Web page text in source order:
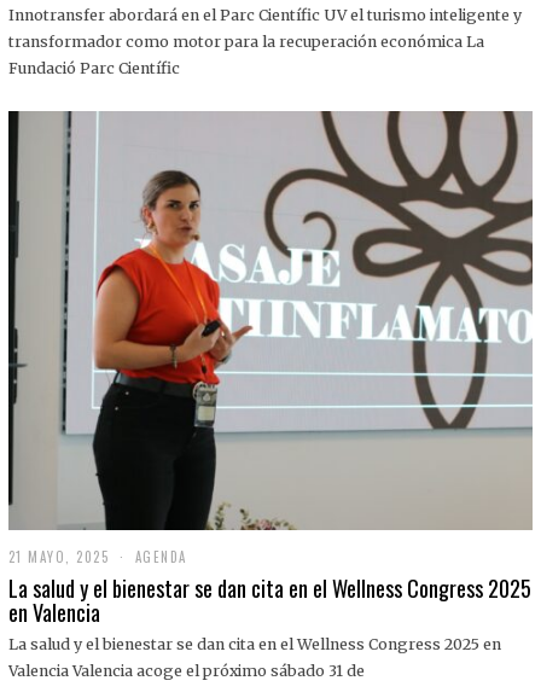
,
0
2
Innotransfer abordará en el Parc Científic UV el turismo inteligente y
transformador como motor para la recuperación económica La
Fundació Parc Científic
21 MAYO, 2025
1
M
O
,
AGENDA
La salud y el bienestar se dan cita en el Wellness Congress 2025
en Valencia
La salud y el bienestar se dan cita en el Wellness Congress 2025 en
Valencia Valencia acoge el próximo sábado 31 de